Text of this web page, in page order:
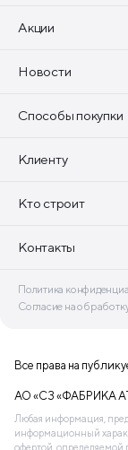
Акции
Новости
Способы покупки
Клиенту
Кто строит
Контакты
Политика
Согласие на
Все права на
АО «СЗ «ФАБРИКА
Любая информация,
информационный
офертой, определяемой